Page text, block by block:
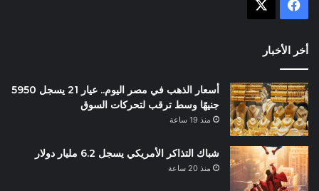
فيسبوك
أخر الأخبار
أسعار الذهب في مصر اليوم.. عيار 21 يسجل 5950
جنيهًا وسط ترقب لتحركات السوق
منذ 19 ساعة
شباك التذاكر الأمريكي يسجل 6.2 مليار دولار
منذ 20 ساعة